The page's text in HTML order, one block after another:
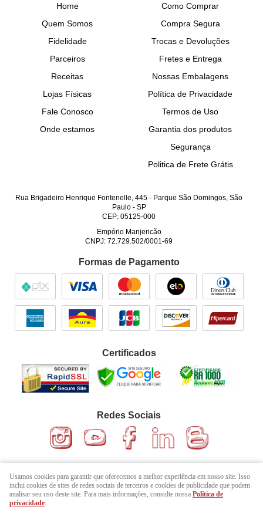
Home
Quem Somos
Fidelidade
Parceiros
Receitas
Lojas Físicas
Fale Conosco
Onde estamos
Como Comprar
Compra Segura
Trocas e Devoluções
Fretes e Entrega
Nossas Embalagens
Política de Privacidade
Termos de Uso
Garantia dos produtos
Segurança
Politica de Frete Grátis
Rua Brigadeiro Henrique Fontenelle, 445 - Parque São Domingos, São
Paulo- SP
CEP: 05125-000
Empório Manjericão
CNPJ: 72.729.502/0001-69
Formas de Pagamento
Certificados
Redes Sociais
Sobre a Loja
Empório Manjericão
Usamos cookies para garantir que oferecemos a melhor experiência em nosso site. Isso
inclui cookies de sites de redes sociais de terceiros e cookies de publicidade que podem
analisar seu uso deste site. Para mais informações, consulte nossa Política de
privacidade.